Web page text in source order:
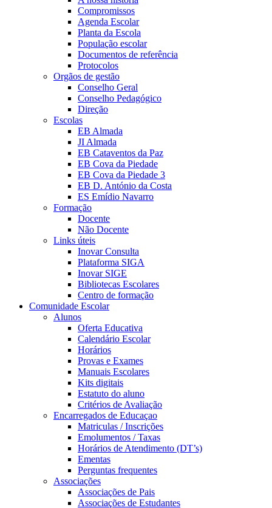
Compromissos
Agenda Escolar
Planta da Escola
População escolar
Documentos de referência
Protocolos
Orgãos de gestão
Conselho Geral
Conselho Pedagógico
Direção
Escolas
EB Almada
JI Almada
EB Cataventos da Paz
EB Cova da Piedade
EB Cova da Piedade 3
EB D. António da Costa
ES Emídio Navarro
Formação
Docente
Não Docente
Links úteis
Inovar Consulta
Plataforma SIGA
Inovar SIGE
Bibliotecas Escolares
Centro de formação
Comunidade Escolar
Alunos
Oferta Educativa
Calendário Escolar
Horários
Provas e Exames
Manuais Escolares
Kits digitais
Estatuto do aluno
Critérios de Avaliação
Encarregados de Educaçao
Matriculas / Inscrições
Emolumentos / Taxas
Horários de Atendimento (DT’s)
Ementas
Perguntas frequentes
Associações
Associações de Pais
Associações de Estudantes